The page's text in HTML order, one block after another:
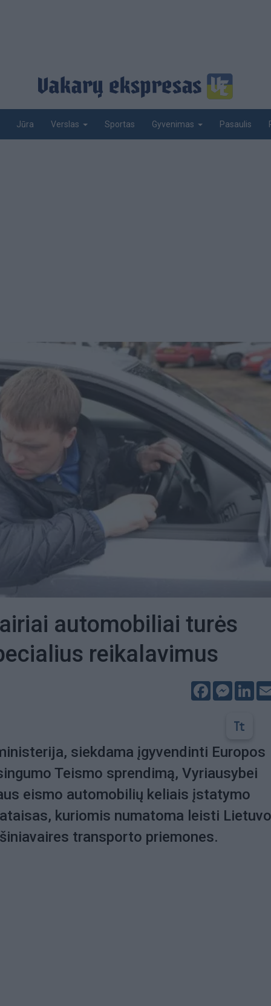
Jūra Verslas Sportas Gyvenimas Pasaulis
automobiliai turės
reikalavimus
Facebook
siekdama įgyvendinti Europos
Teismo sprendimą, Vyriausybei
eismo automobilių keliais įstatymo
kuriomis numatoma leisti
transporto priemones.